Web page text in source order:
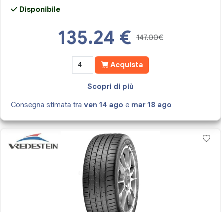
Disponibile
135.24 € 147.00€
Acquista
Scopri di più
Consegna stimata traven 14 ago e mar 18 ago